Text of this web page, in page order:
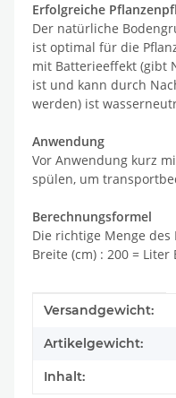
Erfolgreiche
Der natürliche
ist optimal für die
mit Batterieeffekt (gibt
ist und kann durch
werden) ist
Anwendung
Vor Anwendung kurz
spülen, um
Berechnungsformel
Die richtige Menge des
Breite (cm) : 200 =
Produkteigenschaft
Wert
Versandgewicht:
Artikelgewicht:
Inhalt: